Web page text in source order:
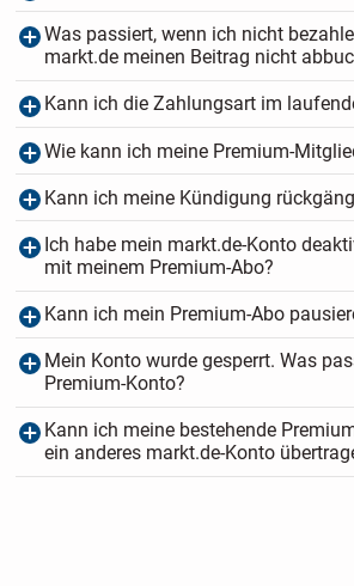
Was passiert, wenn ich nicht
markt.de meinen Beitrag nicht
Kann ich die Zahlungsart im
Wie kann ich meine Premium-
Kann ich meine Kündigung
Ich habe mein markt.de-Konto
mit meinem Premium-Abo?
Kann ich mein Premium-Abo
Mein Konto wurde gesperrt. Was
Premium-Konto?
Kann ich meine bestehende
ein anderes markt.de-Konto